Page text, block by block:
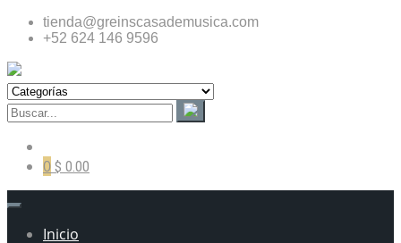
tienda@greinscasademusica.com
+52 624 146 9596
0 $ 0.00
Inicio